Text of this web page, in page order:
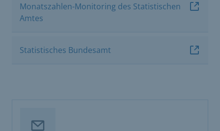
Monatszahlen-Monitoring des Statistischen
Amtes
Statistisches Bundesamt